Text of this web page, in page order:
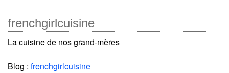
frenchgirlcuisine
La cuisine de nos grand-mères
Blog : frenchgirlcuisine